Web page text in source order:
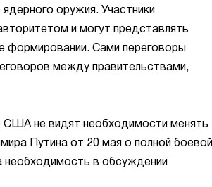
оружия. Участники
и могут представлять
формировании. Сами переговоры
между правительствами,
США не видят необходимости менять
Путина от 20 мая о полной боевой
необходимость в обсуждении